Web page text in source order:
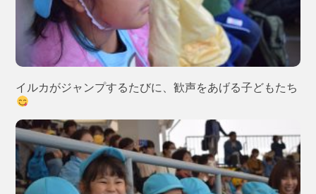
イルカがジャンプするたびに、歓声をあげる子どもたち